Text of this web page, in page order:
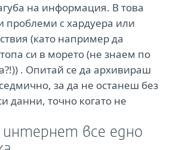
на информация. В това
проблеми с хардуера или
(като например да
си в морето (не знаем по
. Опитай се да архивираш
за да не останеш без
данни, точно когато не
все едно